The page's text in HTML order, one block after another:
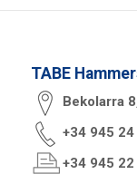
TABE
Bekolarra
+34 945
+34 945